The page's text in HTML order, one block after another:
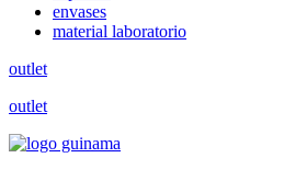
envases
material laboratorio
outlet
outlet